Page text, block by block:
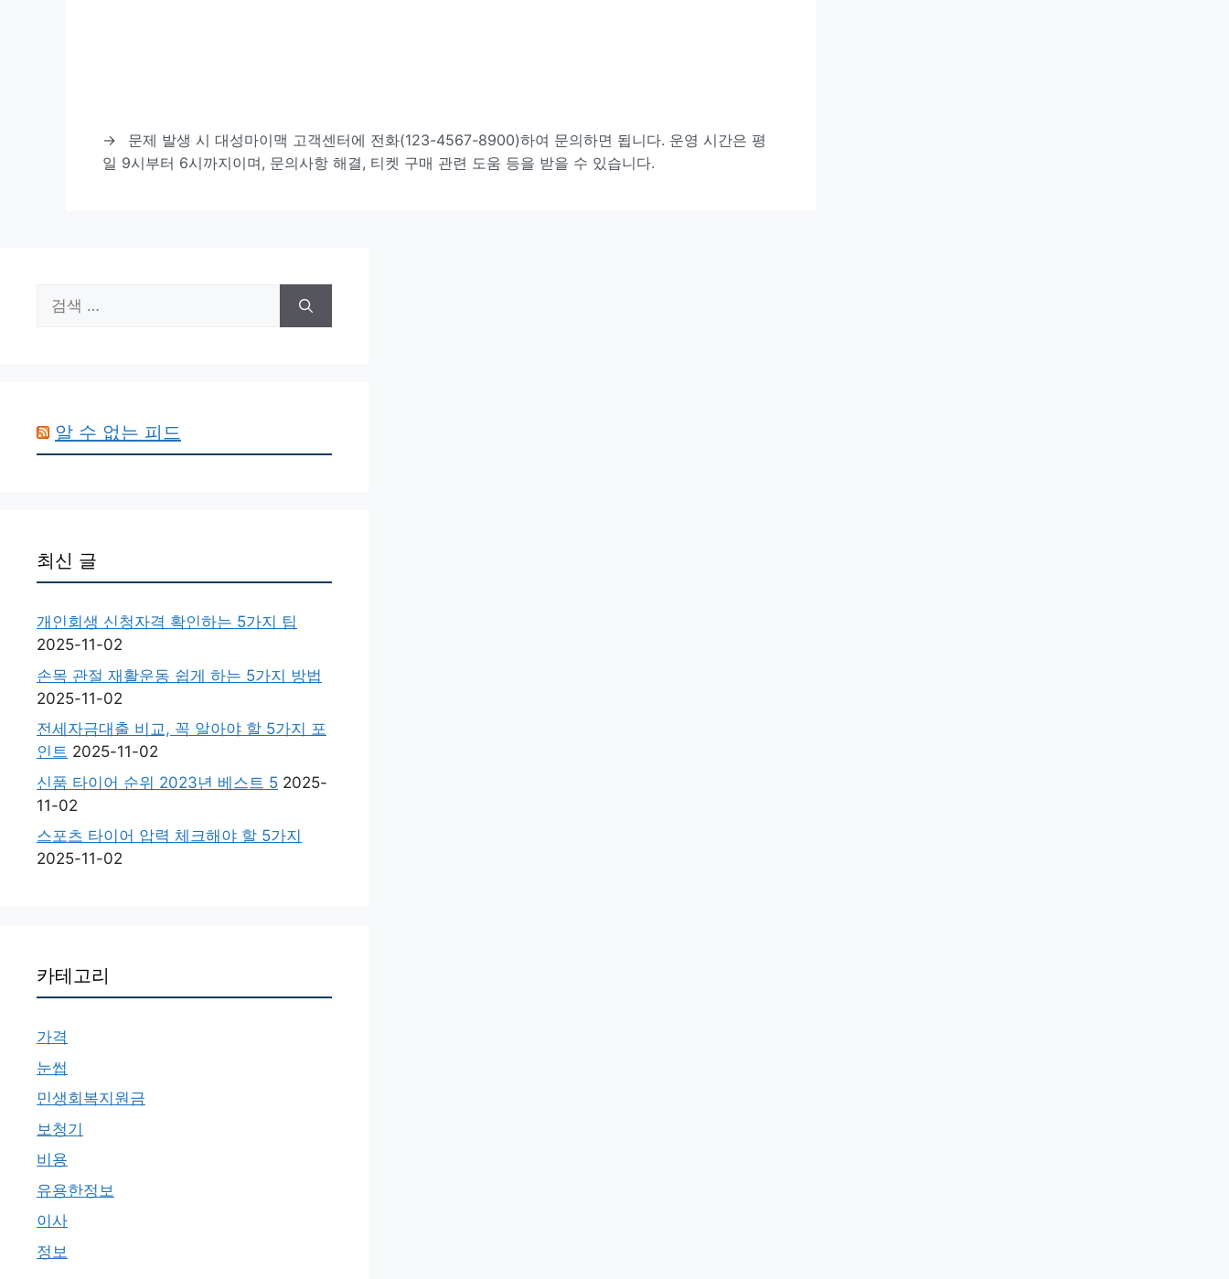
→
문제 발생 시 대성마이맥 고객센터에 전화(123-4567-8900)하여 문의하면 됩니다. 운영 시간은 평
일 9시부터 6시까지이며, 문의사항 해결, 티켓 구매 관련 도움 등을 받을 수 있습니다.
색:
알 수 없는 피드
최신 글
개인회생 신청자격 확인하는 5가지 팁
2025-11-02
손목 관절 재활운동 쉽게 하는 5가지 방법
2025-11-02
전세자금대출 비교, 꼭 알아야 할 5가지 포
인트 2025-11-02
신품 타이어 순위 2023년 베스트 5 2025-
11-02
스포츠 타이어 압력 체크해야 할 5가지
2025-11-02
카테고리
가격
눈썹
민생회복지원금
보청기
비용
유용한정보
이사
정보